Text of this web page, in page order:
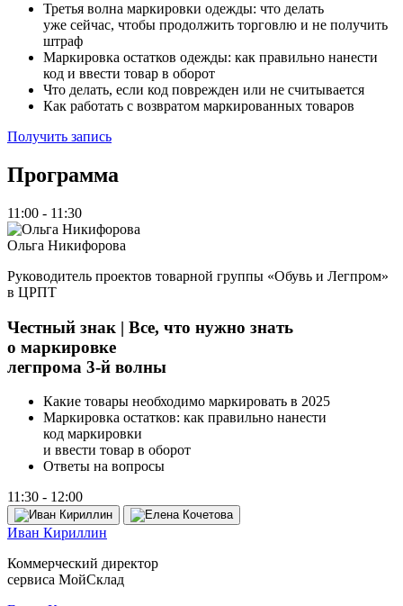
Третья волна маркировки одежды: что делать
уже сейчас, чтобы продолжить торговлю и не получить
штраф
Маркировка остатков одежды: как правильно нанести
код и ввести товар в оборот
Что делать, если код поврежден или не считывается
Как работать с возвратом маркированных товаров
Получить запись
Программа
11:00 - 11:30
Ольга Никифорова
Руководитель проектов товарной группы «Обувь и Легпром»
в ЦРПТ
Честный знак | Все, что нужно знать
о маркировке
легпрома 3‑й волны
Какие товары необходимо маркировать в 2025
Маркировка остатков: как правильно нанести
код маркировки
и ввести товар в оборот
Ответы на вопросы
11:30 - 12:00
Иван Кириллин
Коммерческий директор
сервиса МойСклад